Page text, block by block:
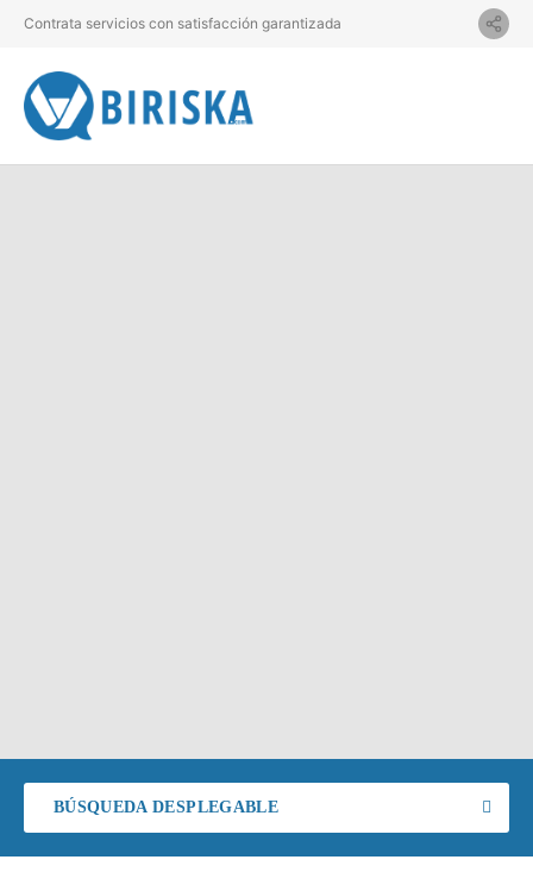
Contrata servicios con satisfacción garantizada
BÚSQUEDA DESPLEGABLE